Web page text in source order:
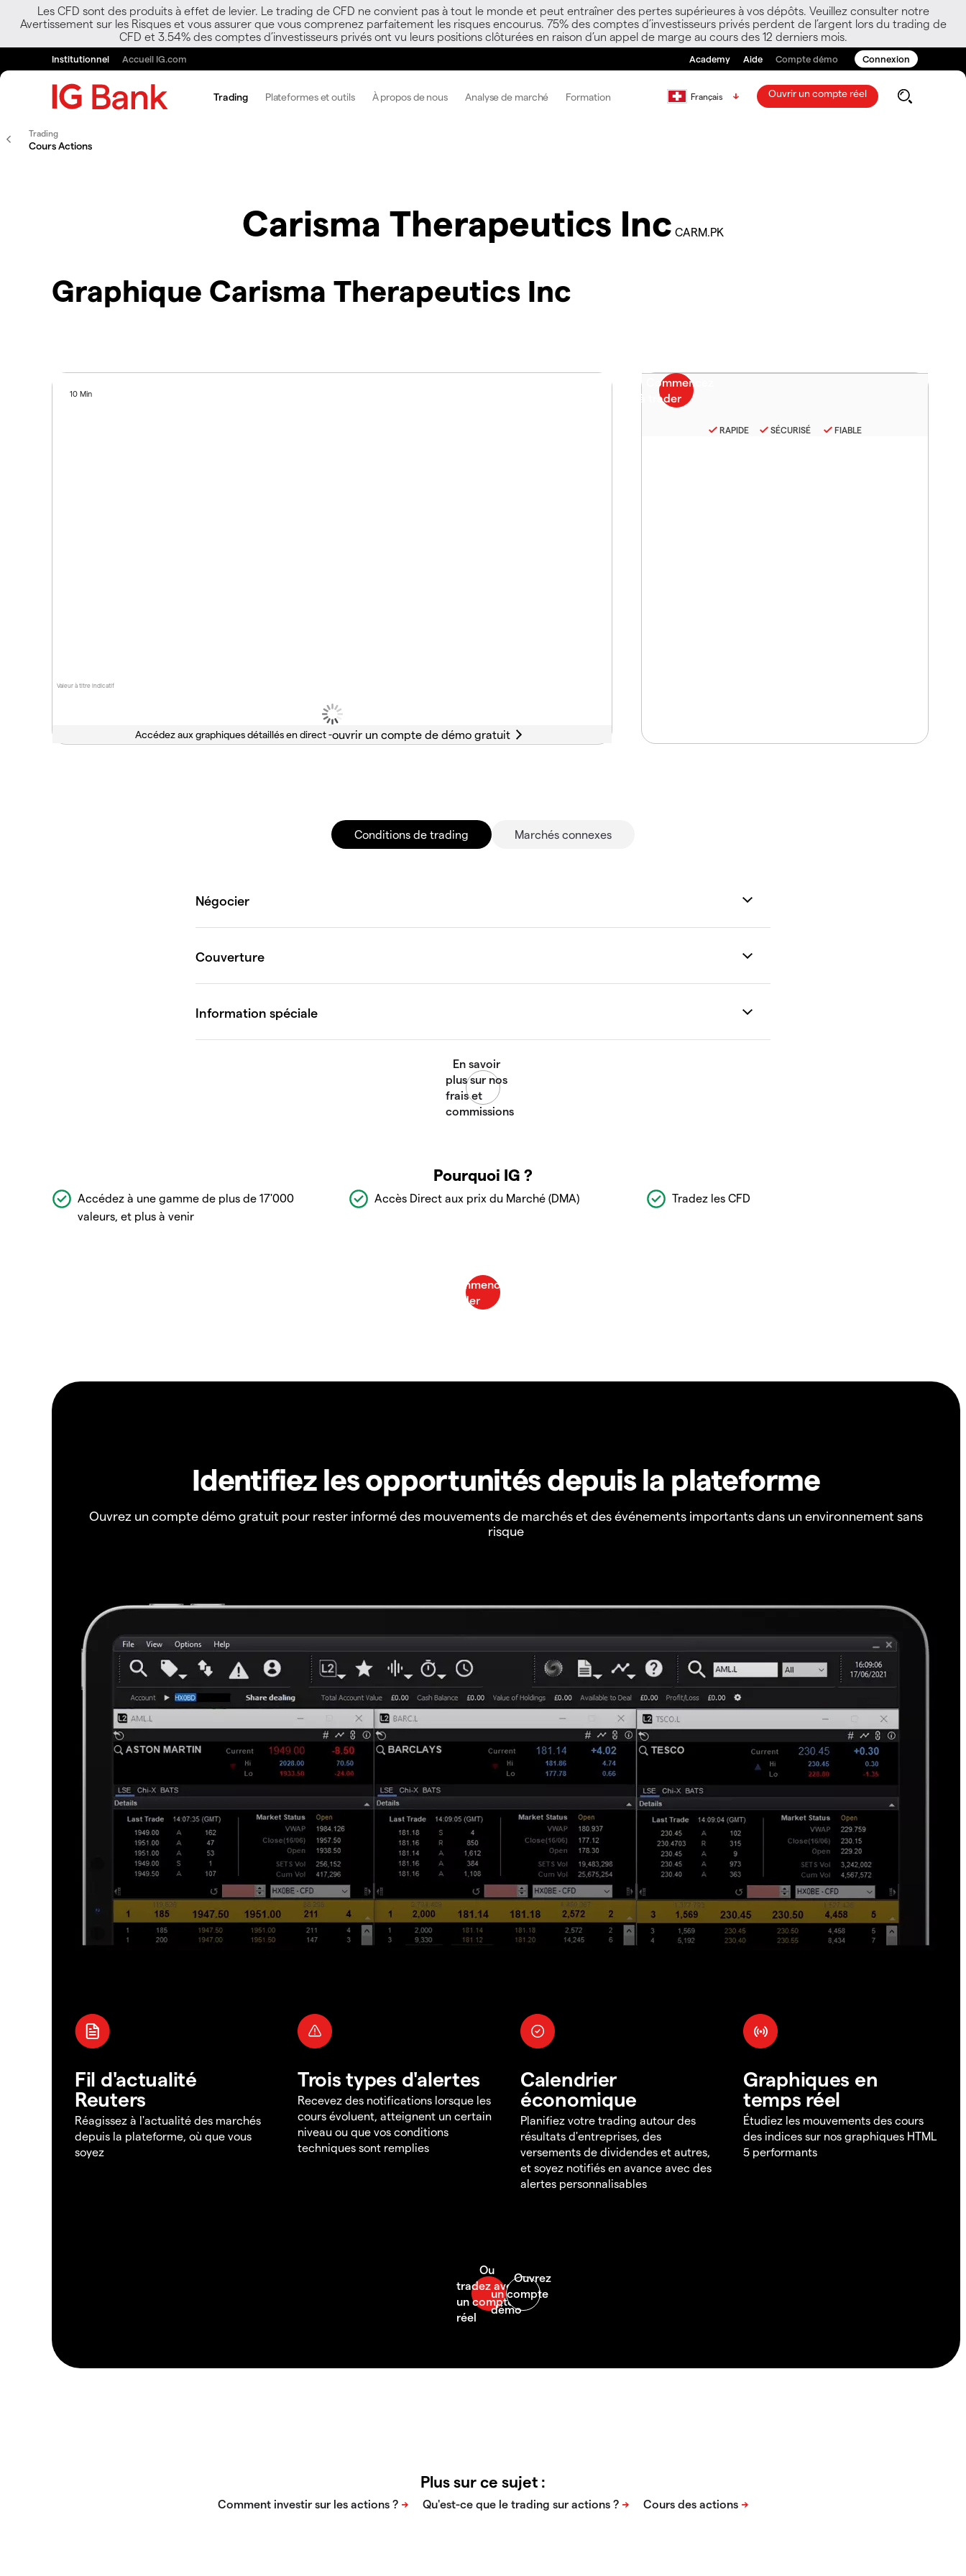
Les CFD sont des produits à effet de levier. Le trading de CFD ne convient pas à tout le monde et peut entraîner des pertes supérieures à vos dépôts. Veuillez consulter notre
Avertissement sur les Risques et vous assurer que vous comprenez parfaitement les risques encourus. 75% des comptes d’investisseurs privés perdent de l’argent lors du trading de
CFD et 3.54% des comptes d’investisseurs privés ont vu leurs positions clôturées en raison d’un appel de marge au cours des 12 derniers mois.
Institutionnel Accueil IG.com Academy Aide Compte démo Connexion
Trading Plateformes et outils À propos de nous Analyse de marché Formation Français Ouvrir un compte réel
Trading
Cours Actions
Carisma Therapeutics Inc CARM.PK
Graphique Carisma Therapeutics Inc
Valeur à titre indicatif
10 Min
Accédez aux graphiques détaillés en direct -
RAPIDE SÉCURISÉ FIABLE
Conditions de trading Marchés connexes
Pourquoi IG ?
Accédez à une gamme de plus de 17'000
valeurs, et plus à venir
Accès Direct aux prix du Marché (DMA) Tradez les CFD
Identifiez les opportunités depuis la plateforme
Ouvrez un compte démo gratuit pour rester informé des mouvements de marchés et des événements importants dans un environnement sans
risque
Fil d'actualité
Reuters
Réagissez à l'actualité des marchés
depuis la plateforme, où que vous
soyez
Trois types d'alertes
Recevez des notifications lorsque les
cours évoluent, atteignent un certain
niveau ou que vos conditions
techniques sont remplies
Calendrier
économique
Planifiez votre trading autour des
résultats d'entreprises, des
versements de dividendes et autres,
et soyez notifiés en avance avec des
alertes personnalisables
Graphiques en
temps réel
Étudiez les mouvements des cours
des indices sur nos graphiques HTML
5 performants
Plus sur ce sujet :